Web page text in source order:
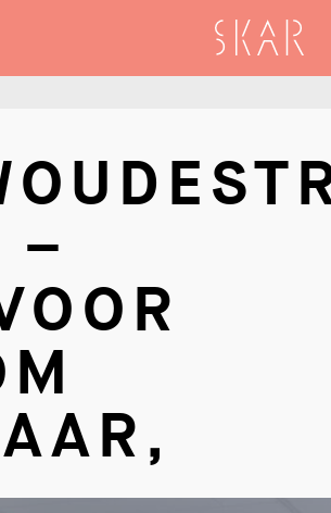
SKAR
–